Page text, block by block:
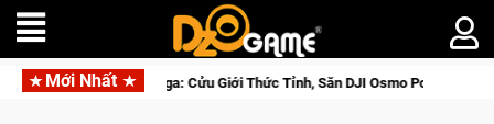
Mới Nhất
Norse Saga: Cửu Giới Thức Tỉnh, Săn DJI Osmo Pocket 3 Ngay Hôm Nay